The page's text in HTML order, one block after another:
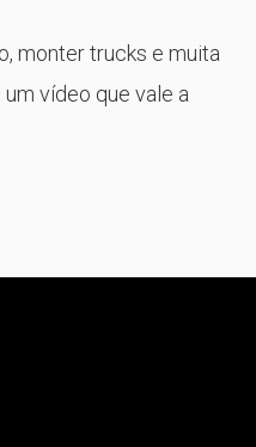
monter trucks e muita
vídeo que vale a